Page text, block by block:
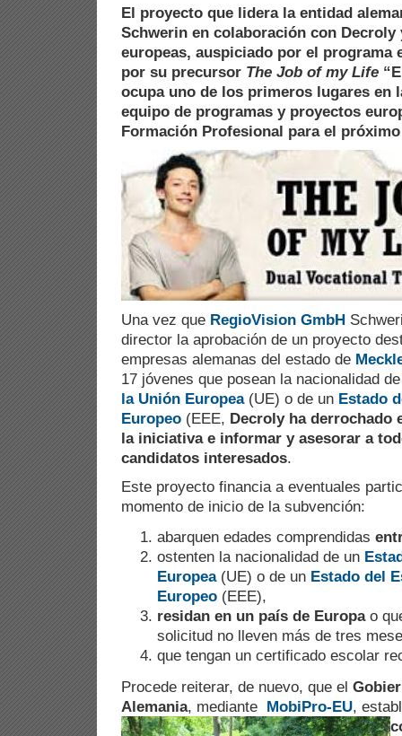
El proyecto que lidera la entidad
Schwerin en colaboración con Decroly
europeas, auspiciado por el programa
por su precursor The Job of my Life
ocupa uno de los primeros lugares en
equipo de programas y proyectos
Formación Profesional para el
Una vez que RegioVision GmbH
director la aprobación de un proyecto
empresas alemanas del estado de
17 jóvenes que posean la nacionalidad
la Unión Europea(UE) o de un Estado
Europeo (EEE, Decroly ha derrochado
la iniciativa e informar y asesorar a
candidatos interesados.
Este proyecto financia a eventuales
momento de inicio de la subvención:
abarquen edades comprendidas
ostenten la nacionalidad de un
Europea(UE) o de un Estado del
Europeo (EEE),
residan en un país de Europao
solicitud no lleven más de tres
que tengan un certificado escolar
Procede reiterar, de nuevo, que el
Alemania, mediante MobiPro-EU,